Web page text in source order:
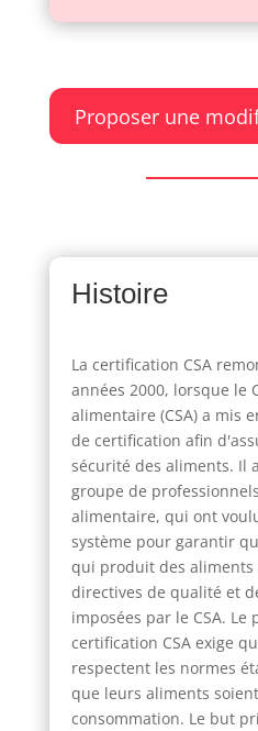
Proposer une
Histoire
La certification CSA
années 2000, lorsque le
alimentaire (CSA) a mis
de certification afin
sécurité des aliments. Il
groupe de
alimentaire, qui ont
système pour garantir
qui produit des aliments
directives de qualité et
imposées par le CSA. Le
certification CSA exige
respectent les normes
que leurs aliments
consommation. Le but